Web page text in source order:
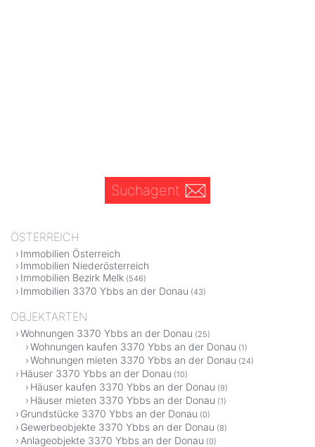
Suchagent
ÖSTERREICH
Immobilien Österreich
Immobilien Niederösterreich
Immobilien Bezirk Melk (546)
Immobilien 3370 Ybbs an der Donau (43)
OBJEKTARTEN
Wohnungen 3370 Ybbs an der Donau (25)
Wohnungen kaufen 3370 Ybbs an der Donau (1)
Wohnungen mieten 3370 Ybbs an der Donau (24)
Häuser 3370 Ybbs an der Donau (10)
Häuser kaufen 3370 Ybbs an der Donau (9)
Häuser mieten 3370 Ybbs an der Donau (1)
Grundstücke 3370 Ybbs an der Donau (0)
Gewerbeobjekte 3370 Ybbs an der Donau (8)
Anlageobjekte 3370 Ybbs an der Donau (0)